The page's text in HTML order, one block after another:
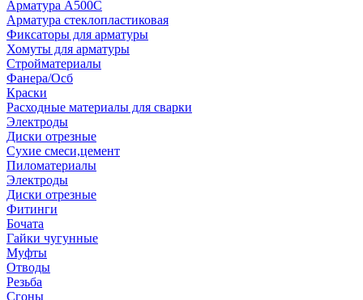
Арматура A500C
Арматура стеклопластиковая
Фиксаторы для арматуры
Хомуты для арматуры
Стройматериалы
Фанера/Осб
Краски
Расходные материалы для сварки
Электроды
Диски отрезные
Сухие смеси,цемент
Пиломатериалы
Электроды
Диски отрезные
Фитинги
Бочата
Гайки чугунные
Муфты
Отводы
Резьба
Сгоны